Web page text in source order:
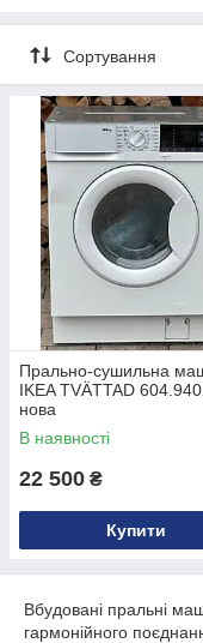
Сортування
Прально-сушильна
IKEA TVÄTTAD
нова
В наявності
22 500 ₴
Купити
Вбудовані пральні
гармонійного